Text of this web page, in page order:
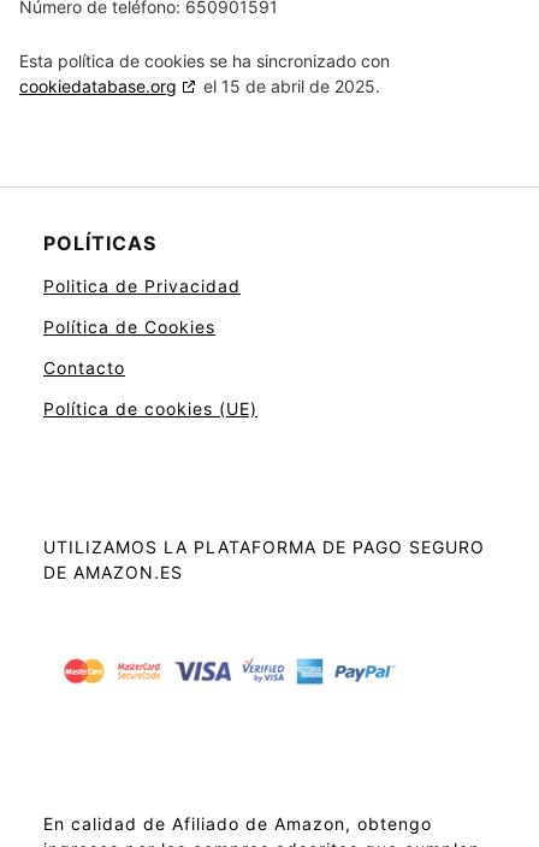
Número de teléfono: 650901591
Esta política de cookies se ha sincronizado con
cookiedatabase.org
el 15 de abril de 2025.
POLÍTICAS
Politica de Privacidad
Política de Cookies
Contacto
Política de cookies (UE)
UTILIZAMOS LA PLATAFORMA DE PAGO SEGURO
DE AMAZON.ES
En calidad de Afiliado de Amazon, obtengo